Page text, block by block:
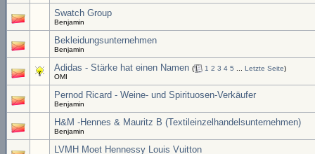
Swatch Group
Benjamin
Bekleidungsunternehmen
Benjamin
Adidas - Stärke hat einen Namen ( 1 2 3 4 5 Letzte Seite)
OMI
Pernod Ricard - Weine- und Spirituosen-Verkäufer
Benjamin
H&M -Hennes & Mauritz B (Textileinzelhandelsunternehmen)
Benjamin
LVMH Moet Hennessy Louis Vuitton